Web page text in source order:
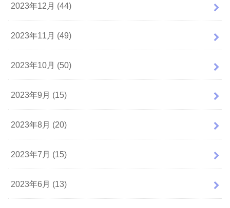
2023年12月 (44)
2023年11月 (49)
2023年10月 (50)
2023年9月 (15)
2023年8月 (20)
2023年7月 (15)
2023年6月 (13)